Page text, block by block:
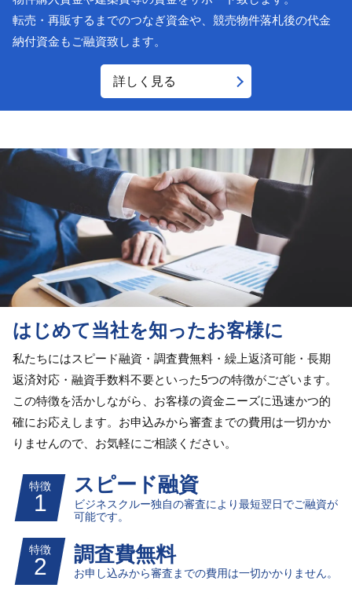
転売・再販するまでのつなぎ資金や、競売物件落札後の代金
納付資金もご融資致します。
詳しく見る
はじめて当社を知ったお客様に
私たちにはスピード融資・調査費無料・繰上返済可能・長期
返済対応・融資手数料不要といった5つの特徴がございます。
この特徴を活かしながら、お客様の資金ニーズに迅速かつ的
確にお応えします。お申込みから審査までの費用は一切かか
りませんので、お気軽にご相談ください。
スピード融資
ビジネスクルー独自の審査により最短翌日でご融資が
可能です。
調査費無料
お申し込みから審査までの費用は一切かかりません。